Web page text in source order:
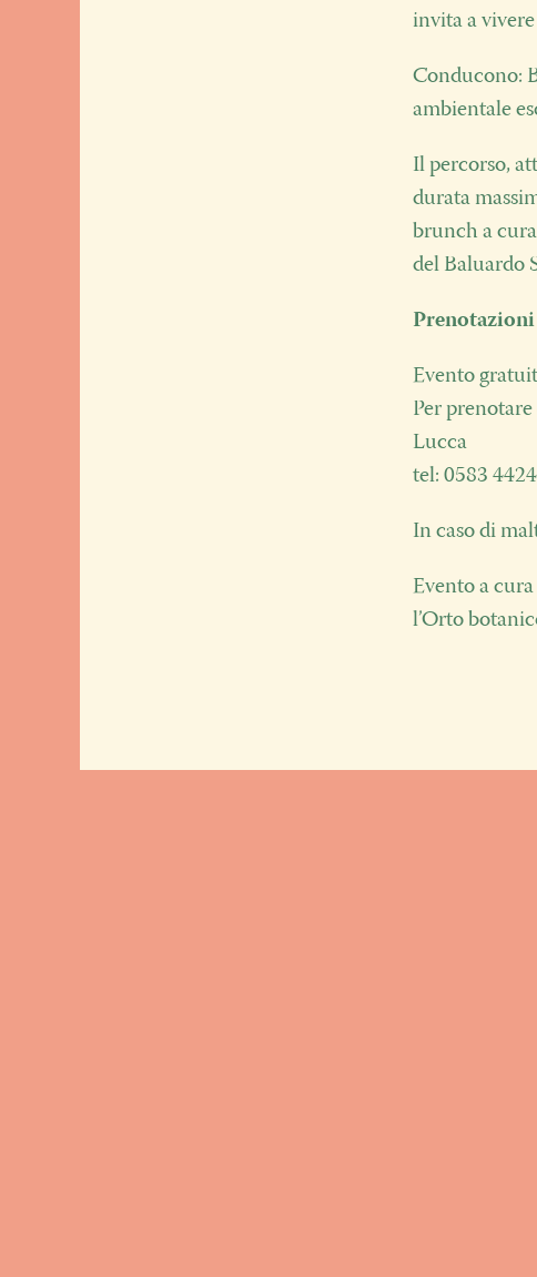
invita a
Conducono:
ambientale
Il percorso,
durata
brunch a
del Baluardo
Evento
Per
Lucca
tel: 0583
In caso di
Evento a
l’Orto